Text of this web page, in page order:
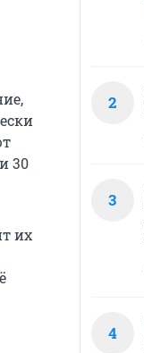
30
их
2
3
4